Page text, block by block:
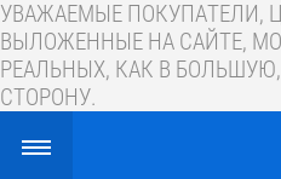
УВАЖАЕМЫЕ ПОКУПАТЕЛИ,
ВЫЛОЖЕННЫЕ НА САЙТЕ,
РЕАЛЬНЫХ, КАК В
СТОРОНУ.